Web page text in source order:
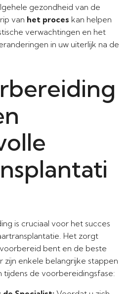
gezondheid van de
van het proces kan helpen
verwachtingen en het
in uw uiterlijk na de
is cruciaal voor het succes
Het zorgt
bent en de beste
zijn enkele belangrijke stappen
de voorbereidingsfase: